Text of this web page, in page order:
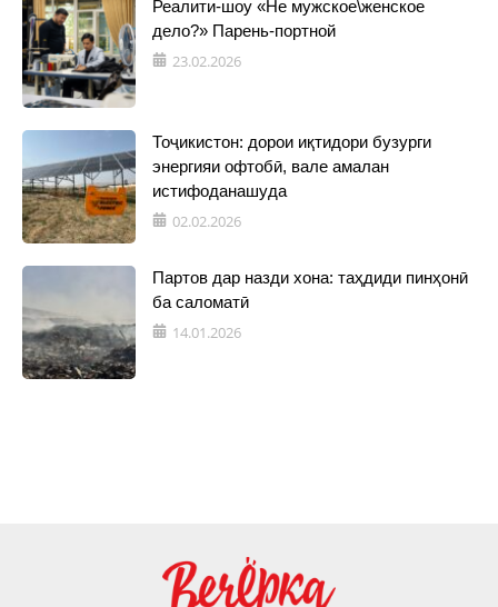
Реалити-шоу «Не мужское\женское
дело?» Парень-портной
23.02.2026
Тоҷикистон: дорои иқтидори бузурги
энергияи офтобӣ, вале амалан
истифоданашуда
02.02.2026
Партов дар назди хона: таҳдиди пинҳонӣ
ба саломатӣ
14.01.2026